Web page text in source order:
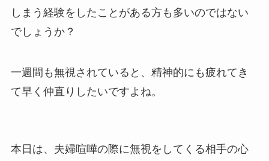
しまう経験をしたことがある方も多いのではない
でしょうか？
一週間も無視されていると、精神的にも疲れてき
て早く仲直りしたいですよね。
本日は、夫婦喧嘩の際に無視をしてくる相手の心